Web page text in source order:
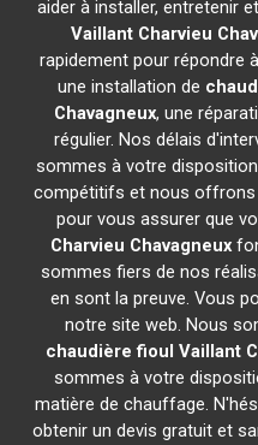
aider à installer, entretenir
Vaillant Charvieu
rapidement pour répondre
une installation de
Chavagneux, une
régulier. Nos délais
sommes à votre
compétitifs et nous offrons
pour vous assurer que
Charvieu Chavagneux
sommes fiers de nos
en sont la preuve. Vous
notre site web. Nous
chaudière fioul Vaillant
sommes à votre
matière de chauffage.
obtenir un devis gratuit et